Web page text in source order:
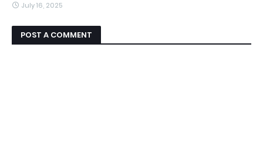
July 16, 2025
POST A COMMENT